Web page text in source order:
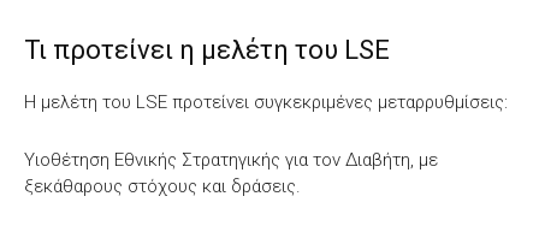
Τι προτείνει η μελέτη του LSE
Η μελέτη του LSE προτείνει συγκεκριμένες μεταρρυθμίσεις:
Υιοθέτηση Εθνικής Στρατηγικής για τον Διαβήτη, με
ξεκάθαρους στόχους και δράσεις.